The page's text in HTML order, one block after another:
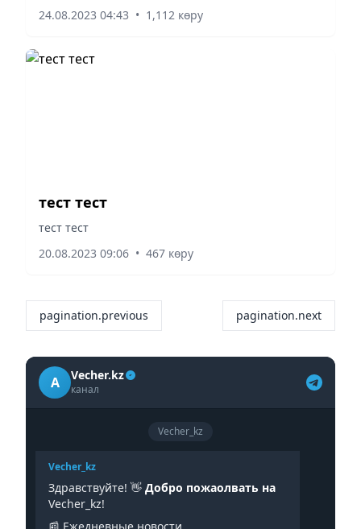
24.08.2023 04:43 • 1,112 көру
тест тест
тест тест
20.08.2023 09:06 • 467 көру
pagination.previous pagination.next
A Vecher.kz
канал
Vecher_kz
Vecher_kz
Здравствуйте! 👋 Добро пожаолвать на
Vecher_kz!